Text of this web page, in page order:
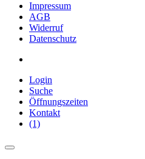
Impressum
AGB
Widerruf
Datenschutz
Login
Suche
Öffnungszeiten
Kontakt
(1)